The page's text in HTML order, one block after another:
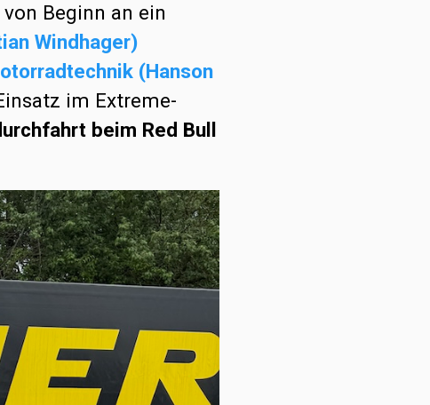
Beginn an ein
Windhager)
(Hanson
im Extreme-
beim Red Bull